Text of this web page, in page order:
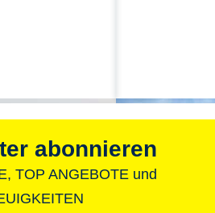
abonnieren
TOP ANGEBOTE und